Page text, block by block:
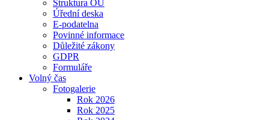
Struktura OÚ
Úřední deska
E-podatelna
Povinné informace
Důležité zákony
GDPR
Formuláře
Volný čas
Fotogalerie
Rok 2026
Rok 2025